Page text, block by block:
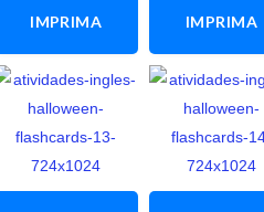
IMPRIMA
ATIVIDADE
IMPRIMA
ATIVIDADE